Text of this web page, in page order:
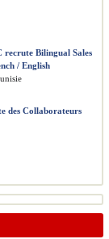
Bilingual Sales
/ English
des Collaborateurs